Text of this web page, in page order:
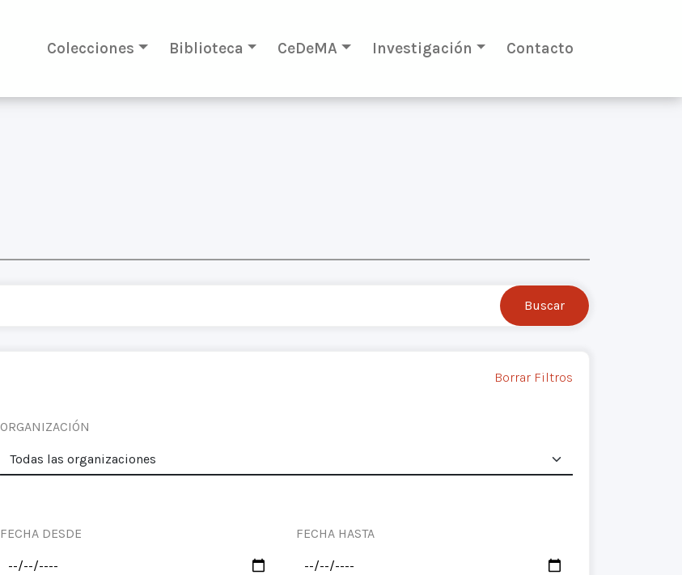
Colecciones Biblioteca CeDeMA Investigación Contacto
Borrar Filtros
ORGANIZACIÓN
FECHA DESDE FECHA HASTA